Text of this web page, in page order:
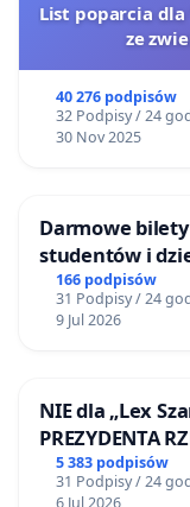
List poparcia
ze
40 276 podpisów
32 Podpisy / 24
30 Nov 2025
Darmowe
studentów i
166 podpisów
31 Podpisy / 24
9 Jul 2026
NIE dla „Lex
PREZYDENTA
5 383 podpisów
31 Podpisy / 24
6 Jul 2026